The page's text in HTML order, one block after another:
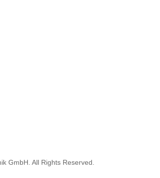
GmbH. All Rights Reserved.